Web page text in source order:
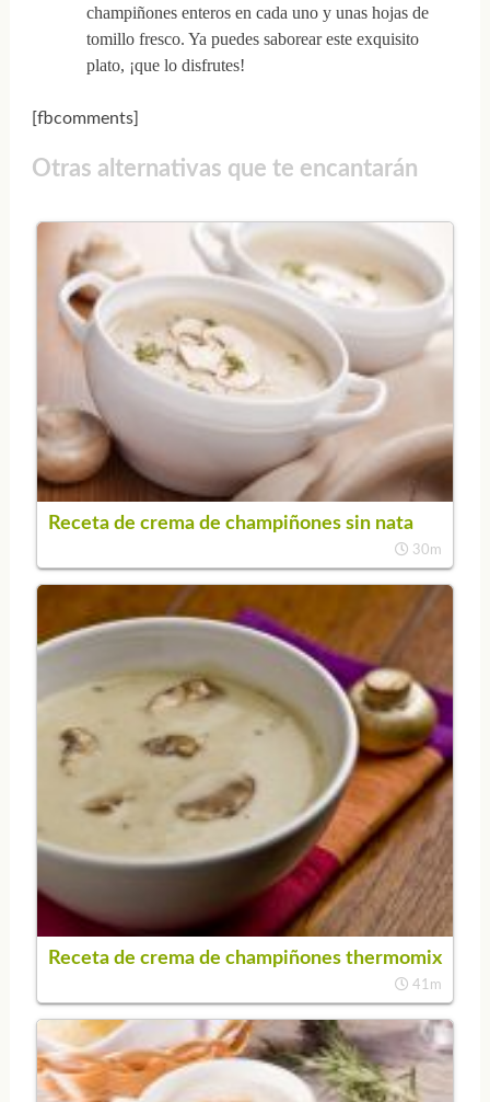
champiñones enteros en cada uno y unas hojas de
tomillo fresco. Ya puedes saborear este exquisito
plato, ¡que lo disfrutes!
[fbcomments]
Otras alternativas que te encantarán
Receta de crema de champiñones sin nata
30m
Receta de crema de champiñones thermomix
41m